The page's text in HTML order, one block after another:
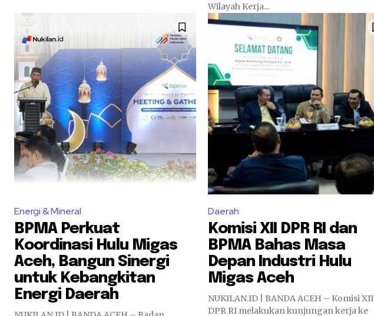
Wilayah Kerja...
Energi & Mineral
BPMA Perkuat
Koordinasi Hulu Migas
Aceh, Bangun Sinergi
untuk Kebangkitan
Energi Daerah
Daerah
Komisi XII DPR RI dan
BPMA Bahas Masa
Depan Industri Hulu
Migas Aceh
NUKILAN.ID | BANDA ACEH – Komisi XII
DPR RI melakukan kunjungan kerja ke